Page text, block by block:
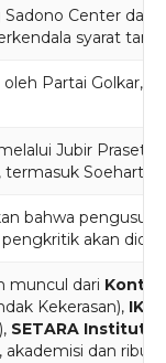
Sadono Center dari
syarat
oleh Partai Golkar,
Jubir
Soeharto.
bahwa
akan
muncul dari
Kekerasan),
SETARA Institute,
akademisi dan